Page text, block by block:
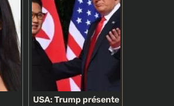
USA: Trump présente